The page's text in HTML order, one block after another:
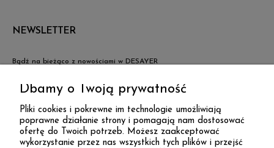
NEWSLETTER
Bądź na bieżąco z nowościami w DESAYER
DESAYER
Dbamy o Twoją prywatność
Pliki cookies i pokrewne im technologie umożliwiają
poprawne działanie strony i pomagają nam dostosować
ofertę do Twoich potrzeb. Możesz zaakceptować
wykorzystanie przez nas wszystkich tych plików i przejść